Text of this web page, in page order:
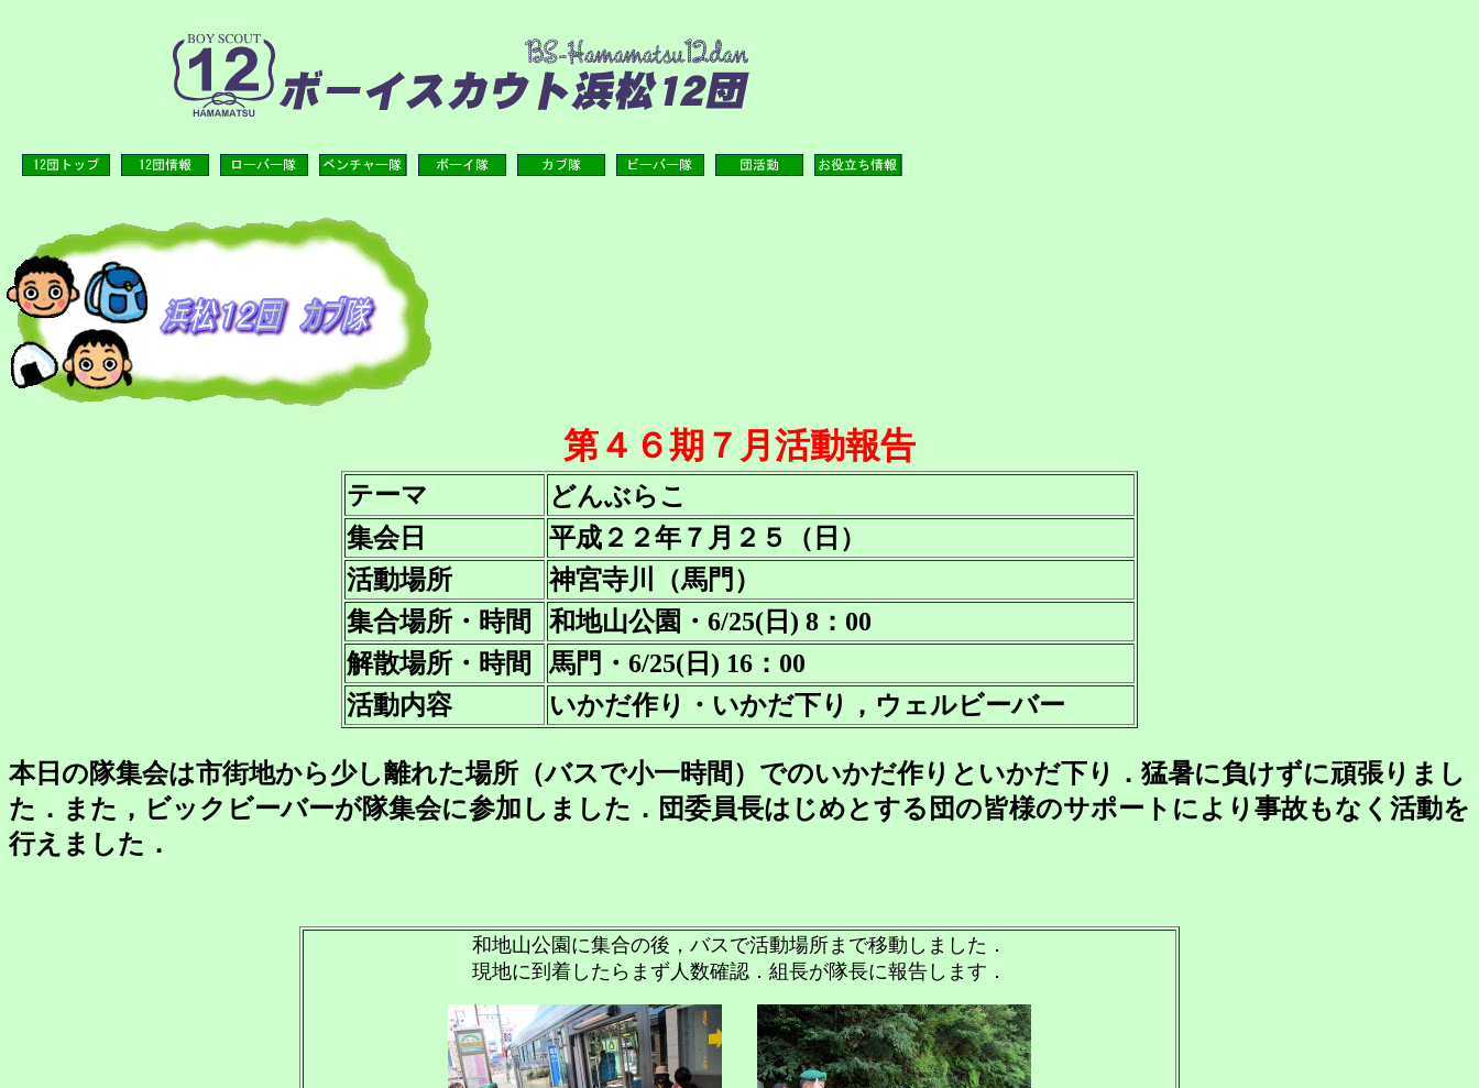
第４６期７月活動報告
テーマ どんぶらこ
集会日
平成２２年７月２５（日）
活動場所
神宮寺川（馬門）
集合場所・時間
和地山公園・6/25(日) 8：00
解散場所・時間
馬門・6/25(日) 16：00
活動内容
いかだ作り・いかだ下り，ウェルビーバー
本日の隊集会は市街地から少し離れた場所（バスで小一時間）でのいかだ作りといかだ下り．猛暑に負けずに頑張りまし
た．また，ビックビーバーが隊集会に参加しました．団委員長はじめとする団の皆様のサポートにより事故もなく活動を
行えました．
和地山公園に集合の後，バスで活動場所まで移動しました．
現地に到着したらまず人数確認．組長が隊長に報告します．